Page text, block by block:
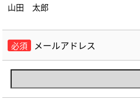
山田 太郎
必須 メールアドレス